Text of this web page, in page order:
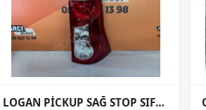
LOGAN PİCKUP SAĞ STOP SIFIR İTHAL 08-